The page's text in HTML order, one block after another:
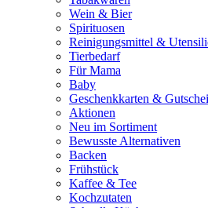
Wein & Bier
Spirituosen
Reinigungsmittel &
Tierbedarf
Für Mama
Baby
Geschenkkarten &
Aktionen
Neu im Sortiment
Bewusste Alternativen
Backen
Frühstück
Kaffee & Tee
Kochzutaten